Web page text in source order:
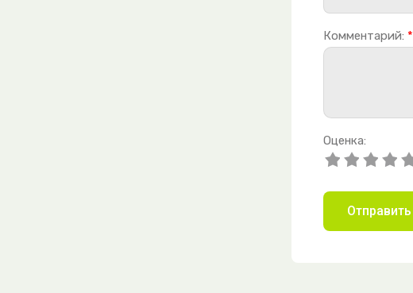
Комментарий: *
Оценка:
Отправить